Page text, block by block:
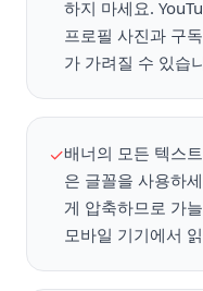
하지 마세요.
프로필 사진과 구
가 가려질 수 있습
✓배너의 모든 텍스
은 글꼴을 사용하
게 압축하므로 가
모바일 기기에서